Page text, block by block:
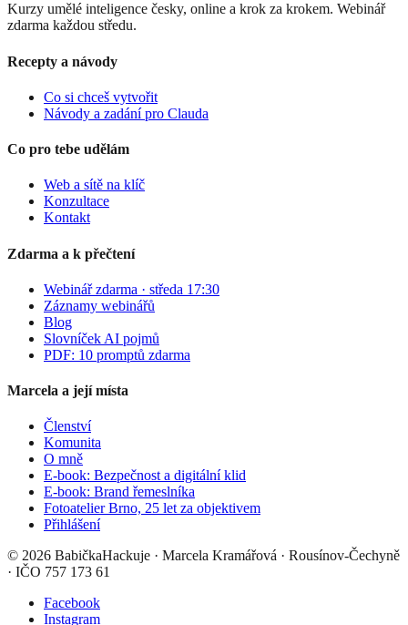
Kurzy umělé inteligence česky, online a krok za krokem. Webinář
zdarma každou středu.
Recepty a návody
Co si chceš vytvořit
Návody a zadání pro Clauda
Co pro tebe udělám
Web a sítě na klíč
Konzultace
Kontakt
Zdarma a k přečtení
Webinář zdarma · středa 17:30
Záznamy webinářů
Blog
Slovníček AI pojmů
PDF: 10 promptů zdarma
Marcela a její místa
Členství
Komunita
O mně
E-book: Bezpečnost a digitální klid
E-book: Brand řemeslníka
Fotoatelier Brno, 25 let za objektivem
Přihlášení
© 2026 BabičkaHackuje · Marcela Kramářová · Rousínov-Čechyně
· IČO 757 173 61
Facebook
Instagram